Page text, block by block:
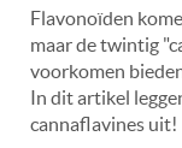
Flavonoïden
maar de twintig
voorkomen
In dit artikel
cannaflavines uit!